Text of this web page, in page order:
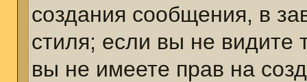
создания сообщения, в
стиля; если вы не видите
вы не имеете прав на